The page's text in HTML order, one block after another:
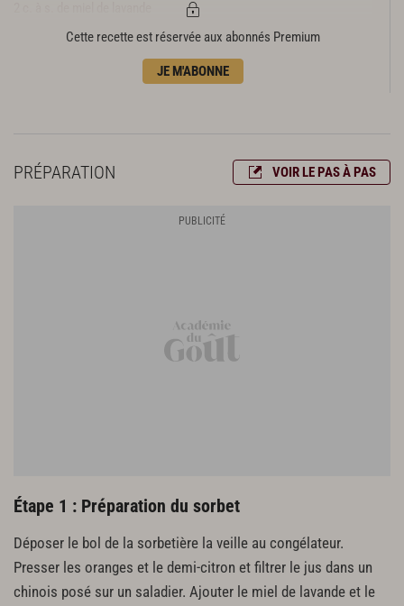
2 c. à s. de Grand Marnier
Cette recette est réservée aux abonnés Premium
JE M'ABONNE
PRÉPARATION VOIR LE PAS À PAS
Étape 1 : Préparation du sorbet
Déposer le bol de la sorbetière la veille au congélateur.
Presser les oranges et le demi-citron et filtrer le jus dans un
chinois posé sur un saladier. Ajouter le miel de lavande et le